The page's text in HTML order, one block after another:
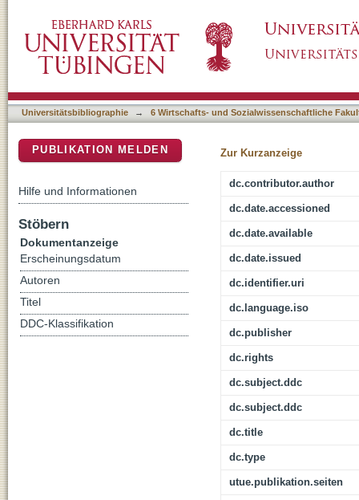
Universitätsbibliographie → 6 Wirtschafts- und Sozialwissenschaftliche
Zur Kurzanzeige
dc.contributor.author
dc.date.accessioned
dc.date.available
dc.date.issued
dc.identifier.uri
dc.language.iso
dc.publisher
dc.rights
dc.subject.ddc
dc.subject.ddc
dc.title
dc.type
utue.publikation.seiten
PUBLIKATION MELDEN
Hilfe und Informationen
Stöbern
Dokumentanzeige
Erscheinungsdatum
Autoren
Titel
DDC-Klassifikation